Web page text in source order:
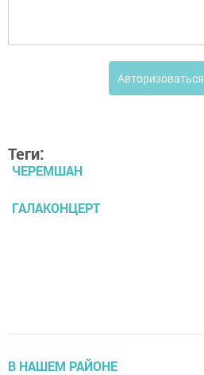
Авторизоваться
Теги:
ЧЕРЕМШАН
ГАЛАКОНЦЕРТ
В НАШЕМ РАЙОНЕ